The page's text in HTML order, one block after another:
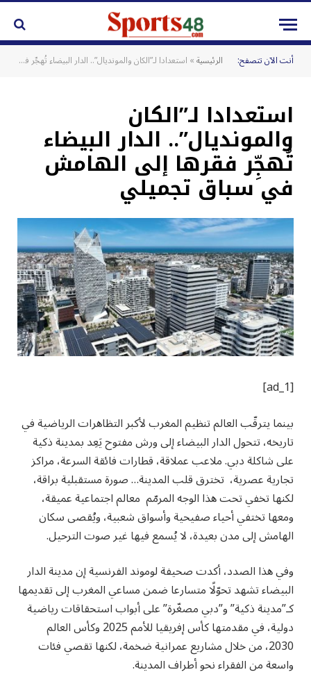
أنت الآن تتصفح: الرئيسية» استعدادا لـ”الكان والمونديال”.. الدار البيضاء تُهجِّر فقرها إلى الهامش في سباق تجميلي
استعدادا لـ”الكان
والمونديال”.. الدار البيضاء
تُهجِّر فقرها إلى الهامش
في سباق تجميلي
[ad_1]
بينما يترقّب العالم تنظيم المغرب لأكبر التظاهرات الرياضية في
تاريخه، تتحول الدار البيضاء إلى ورش مفتوح يَعِد بمدينة ذكية
على شاكلة دبي. ملاعب عملاقة، قطارات فائقة السرعة، مراكز
تجارية عصرية، تخترق قلب المدينة… صورة مستقبلية براقة،
لكنها تخفي تحت هذا الوجه المرمّم معالم اجتماعية عميقة،
ومعها تختفي أحياء صفيحية وأسواق شعبية، ويُقصى سكان
الهامش إلى مدن بعيدة، لا يُسمع فيها غير صوت الترحيل.
وفي هذا الصدد، أكدت صحيفة لوموند الفرنسية إن مدينة الدار
البيضاء تشهد تحوّلًا متسارعا ضمن مساعي المغرب إلى تقديمها
كـ”مدينة ذكية” و”دبي مصغّرة” على أبواب استحقاقات رياضية
دولية، في مقدمتها كأس إفريقيا للأمم 2025 وكأس العالم
2030، من خلال مشاريع عمرانية ضخمة، لكنها تقصي فئات
واسعة من الفقراء نحو أطراف المدينة.